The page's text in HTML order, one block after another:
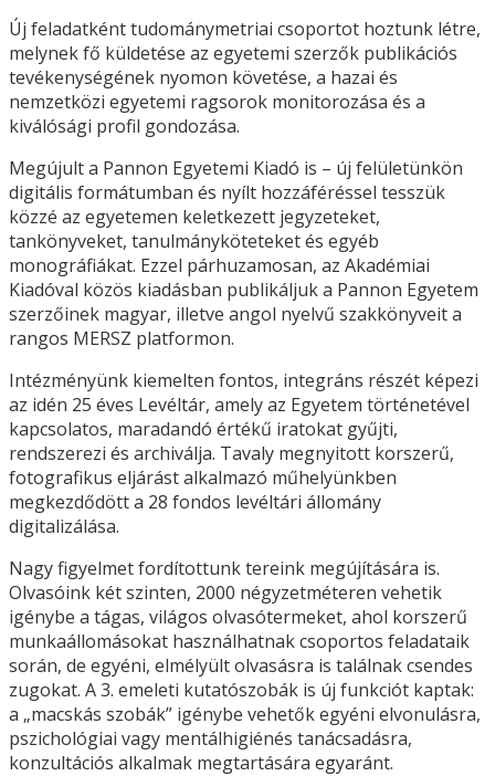
Új feladatként tudománymetriai csoportot hoztunk létre,
melynek fő küldetése az egyetemi szerzők publikációs
tevékenységének nyomon követése, a hazai és
nemzetközi egyetemi ragsorok monitorozása és a
kiválósági profil gondozása.
Megújult a Pannon Egyetemi Kiadó is – új felületünkön
digitális formátumban és nyílt hozzáféréssel tesszük
közzé az egyetemen keletkezett jegyzeteket,
tankönyveket, tanulmányköteteket és egyéb
monográfiákat. Ezzel párhuzamosan, az Akadémiai
Kiadóval közös kiadásban publikáljuk a Pannon Egyetem
szerzőinek magyar, illetve angol nyelvű szakkönyveit a
rangos MERSZ platformon.
Intézményünk kiemelten fontos, integráns részét képezi
az idén 25 éves Levéltár, amely az Egyetem történetével
kapcsolatos, maradandó értékű iratokat gyűjti,
rendszerezi és archiválja. Tavaly megnyitott korszerű,
fotografikus eljárást alkalmazó műhelyünkben
megkezdődött a 28 fondos levéltári állomány
digitalizálása.
Nagy figyelmet fordítottunk tereink megújítására is.
Olvasóink két szinten, 2000 négyzetméteren vehetik
igénybe a tágas, világos olvasótermeket, ahol korszerű
munkaállomásokat használhatnak csoportos feladataik
során, de egyéni, elmélyült olvasásra is találnak csendes
zugokat. A 3. emeleti kutatószobák is új funkciót kaptak:
a „macskás szobák” igénybe vehetők egyéni elvonulásra,
pszichológiai vagy mentálhigiénés tanácsadásra,
konzultációs alkalmak megtartására egyaránt.